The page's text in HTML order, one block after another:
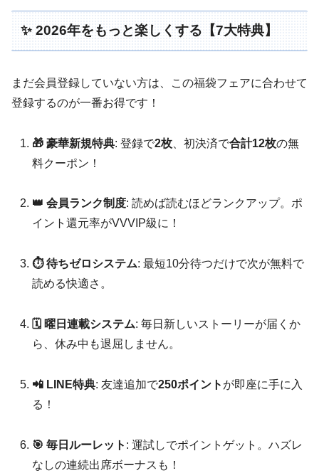
✨ 2026年をもっと楽しくする【7大特典】
まだ会員登録していない方は、この福袋フェアに合わせて
登録するのが一番お得です！
🎁 豪華新規特典: 登録で2枚 、初決済で合計12枚の無
料クーポン！
👑 会員ランク制度: 読めば読むほどランクアップ。ポ
イント還元率がVVVIP級に！
⏱️ 待ちゼロシステム: 最短10分待つだけで次が無料で
読める快適さ。
🗓️ 曜日連載システム: 毎日新しいストーリーが届くか
ら、休み中も退屈しません。
📲 LINE特典: 友達追加で250ポイント が即座に手に入
る！
🎯 毎日ルーレット : 運試しでポイントゲット。ハズレ
なしの連続出席ボーナスも！